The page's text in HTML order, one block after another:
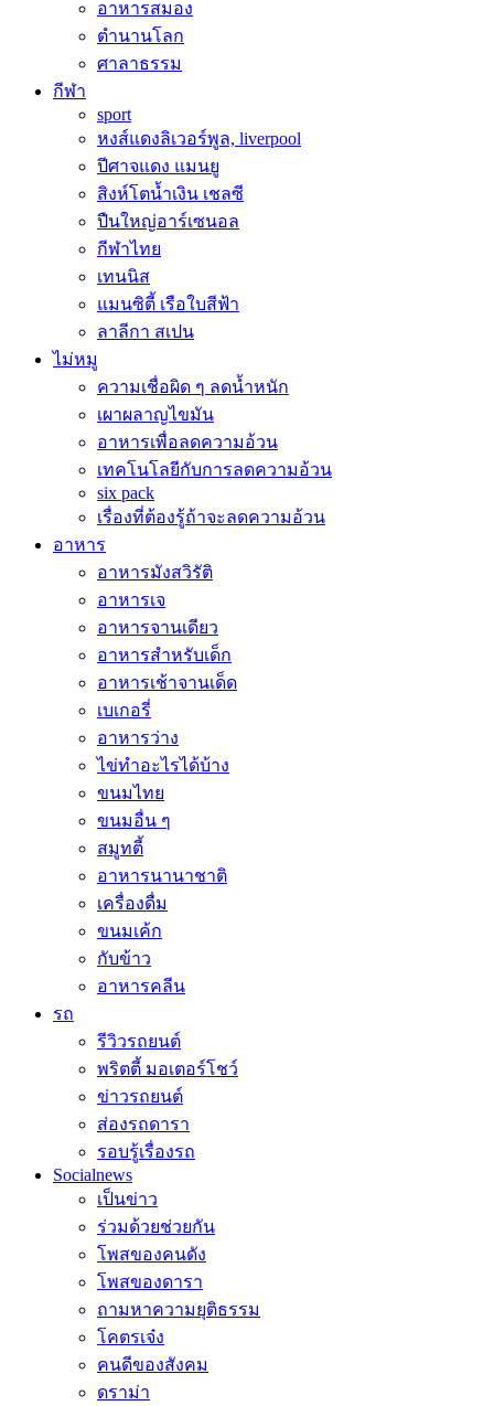
อาหารสมอง
ตำนานโลก
ศาลาธรรม
กีฬา
sport
หงส์แดงลิเวอร์พูล, liverpool
ปีศาจแดง แมนยู
สิงห์โตน้ำเงิน เชลซี
ปืนใหญ่อาร์เซนอล
กีฬาไทย
เทนนิส
แมนซิตี้ เรือใบสีฟ้า
ลาลีกา สเปน
ไม่หมู
ความเชื่อผิด ๆ ลดน้ำหนัก
เผาผลาญไขมัน
อาหารเพื่อลดความอ้วน
เทคโนโลยีกับการลดความอ้วน
six pack
เรื่องที่ต้องรู้ถ้าจะลดความอ้วน
อาหาร
อาหารมังสวิรัติ
อาหารเจ
อาหารจานเดียว
อาหารสำหรับเด็ก
อาหารเช้าจานเด็ด
เบเกอรี่
อาหารว่าง
ไข่ทำอะไรได้บ้าง
ขนมไทย
ขนมอื่น ๆ
สมูทตี้
อาหารนานาชาติ
เครื่องดื่ม
ขนมเค้ก
กับข้าว
อาหารคลีน
รถ
รีวิวรถยนต์
พริตตี้ มอเตอร์โชว์
ข่าวรถยนต์
ส่องรถดารา
รอบรู้เรื่องรถ
Socialnews
เป็นข่าว
ร่วมด้วยช่วยกัน
โพสของคนดัง
โพสของดารา
ถามหาความยุติธรรม
โคตรเจ๋ง
คนดีของสังคม
ดราม่า